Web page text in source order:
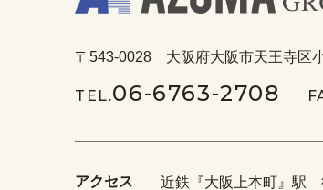
〒543-0028 大阪府大阪市天王寺区
TEL.06-6763-2708
アクセス 近鉄『大阪上本町』駅